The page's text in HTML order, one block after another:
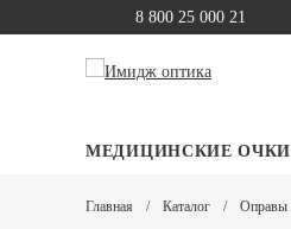
8 800 25 000 21
МЕДИЦИНСКИЕ ОЧКИ
Главная Каталог Оправы